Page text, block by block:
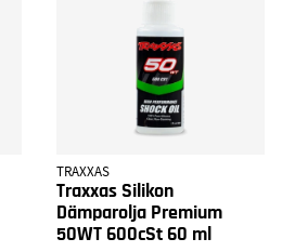
TRAXXAS
Traxxas Silikon
Dämparolja Premium
50WT 600cSt 60 ml